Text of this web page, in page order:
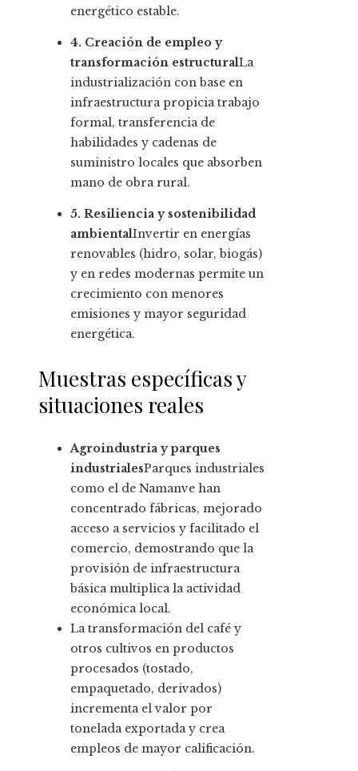
energético estable.
4. Creación de empleo y
transformación estructuralLa
industrialización con base en
infraestructura propicia trabajo
formal, transferencia de
habilidades y cadenas de
suministro locales que absorben
mano de obra rural.
5. Resiliencia y sostenibilidad
ambientalInvertir en energías
renovables (hidro, solar, biogás)
y en redes modernas permite un
crecimiento con menores
emisiones y mayor seguridad
energética.
Muestras específicas y
situaciones reales
Agroindustria y parques
industrialesParques industriales
como el de Namanve han
concentrado fábricas, mejorado
acceso a servicios y facilitado el
comercio, demostrando que la
provisión de infraestructura
básica multiplica la actividad
económica local.
La transformación del café y
otros cultivos en productos
procesados (tostado,
empaquetado, derivados)
incrementa el valor por
tonelada exportada y crea
empleos de mayor calificación.